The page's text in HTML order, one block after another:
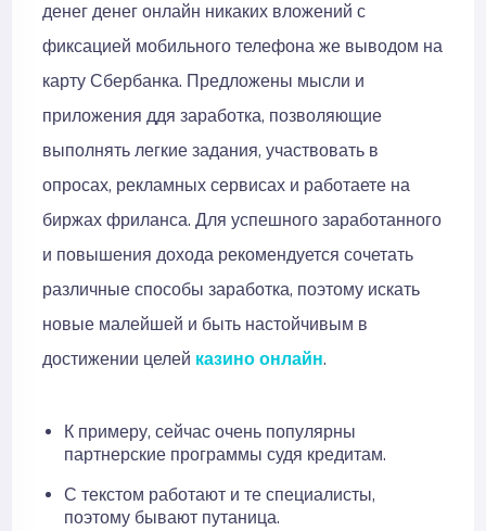
денег денег онлайн никаких вложений с
фиксацией мобильного телефона же выводом на
карту Сбербанка. Предложены мысли и
приложения ддя заработка, позволяющие
выполнять легкие задания, участвовать в
опросах, рекламных сервисах и работаете на
биржах фриланса. Для успешного заработанного
и повышения дохода рекомендуется сочетать
различные способы заработка, поэтому искать
новые малейшей и быть настойчивым в
достижении целей казино онлайн.
К примеру, сейчас очень популярны
партнерские программы судя кредитам.
С текстом работают и те специалисты,
поэтому бывают путаница.